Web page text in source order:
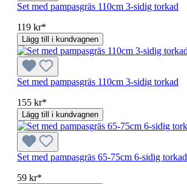
Set med pampasgräs 110cm 3-sidig torkad
119 kr*
Lägg till i kundvagnen
Set med pampasgräs 110cm 3-sidig torkad
155 kr*
Lägg till i kundvagnen
Set med pampasgräs 65-75cm 6-sidig torkad
59 kr*